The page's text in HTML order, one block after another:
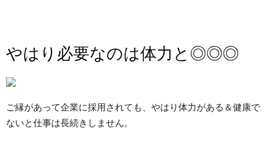
やはり必要なのは体力と◎◎◎
ご縁があって企業に採用されても、やはり体力がある＆健康で
ないと仕事は長続きしません。